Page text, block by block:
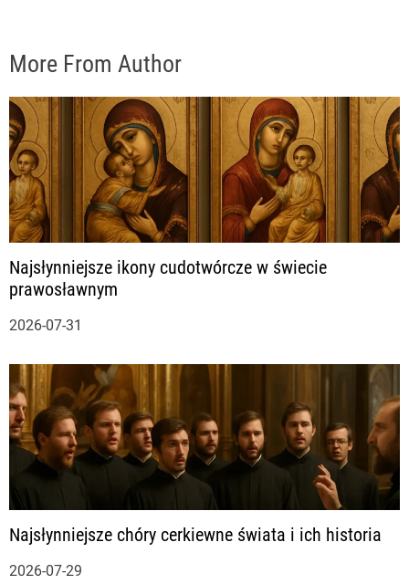
More From Author
Najsłynniejsze ikony cudotwórcze w świecie
prawosławnym
2026-07-31
Najsłynniejsze chóry cerkiewne świata i ich historia
2026-07-29